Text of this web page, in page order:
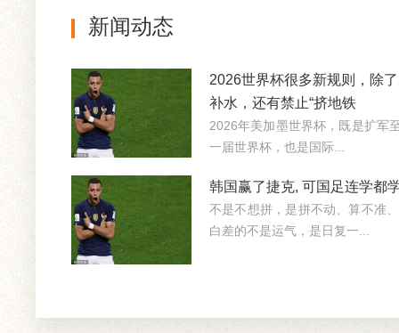
新闻动态
2026世界杯很多新规则，除
补水，还有禁止“挤地铁
2026年美加墨世界杯，既是扩军
一届世界杯，也是国际...
韩国赢了捷克, 可国足连学都
不是不想拼，是拼不动、算不准
白差的不是运气，是日复一...